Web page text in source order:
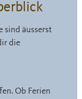
sind äusserst
die
Ob Ferien